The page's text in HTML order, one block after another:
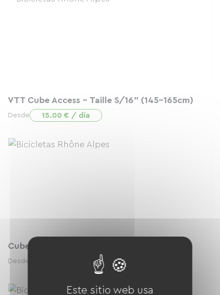
VTT Cube Access - Taille S/16" (145-165cm)
Desde 15.00 € / día
Cube AXIAL race T50cm (162-172cm)
Desde
Este sitio web usa